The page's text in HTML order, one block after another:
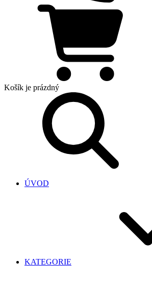
Košík je prázdný
ÚVOD
KATEGORIE